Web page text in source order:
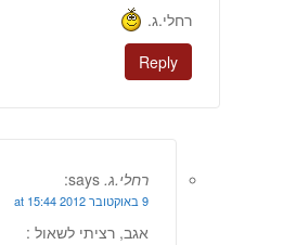
רחלי.ג.
Reply
רחלי.ג. says:
9 באוקטובר 2012 at 15:44
אגב, רציתי לשאול :